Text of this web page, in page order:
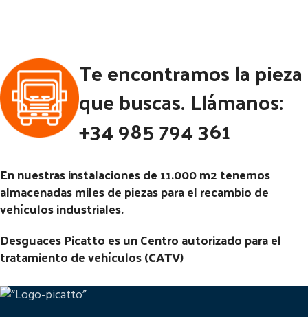
Te encontramos la pieza
que buscas. Llámanos:
+34 985 794 361
En nuestras instalaciones de 11.000 m2 tenemos
almacenadas miles de piezas para el recambio de
vehículos industriales.
Desguaces Picatto es un Centro autorizado para el
tratamiento de vehículos (CATV)